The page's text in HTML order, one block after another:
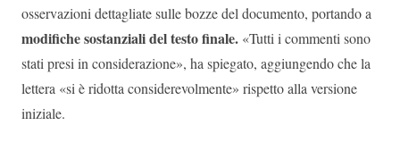
osservazioni dettagliate sulle bozze del documento, portando a
modifiche sostanziali del testo finale. «Tutti i commenti sono
stati presi in considerazione», ha spiegato, aggiungendo che la
lettera «si è ridotta considerevolmente» rispetto alla versione
iniziale.